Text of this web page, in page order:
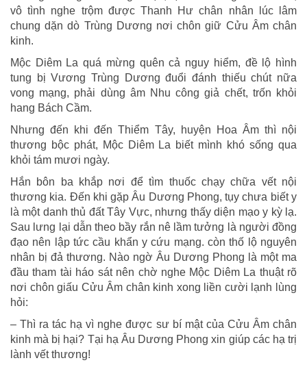
vô tình nghe trộm được Thanh Hư chân nhân lúc lâm
chung dặn dò Trùng Dương nơi chôn giữ Cửu Âm chân
kinh.
Mộc Diêm La quá mừng quên cả nguy hiểm, đề lộ hình
tung bị Vương Trùng Dương đuổi đánh thiếu chút nữa
vong mạng, phải dùng âm Nhu công giả chết, trốn khỏi
hang Bách Cầm.
Nhưng đến khi đến Thiểm Tây, huyện Hoa Âm thì nội
thương bộc phát, Mộc Diêm La biết mình khó sống qua
khỏi tám mươi ngày.
Hắn bôn ba khắp nơi để tìm thuốc chạy chữa vết nội
thương kia. Đến khi gặp Âu Dương Phong, tụy chưa biết y
là một danh thủ đất Tây Vực, nhưng thấy diện mạo y kỳ lạ.
Sau lưng lại dẫn theo bầy rắn nê lầm tưởng là người đồng
đạo nên lập tức cầu khẩn y cứu mạng. còn thố lộ nguyên
nhân bị đả thương. Nào ngờ Âu Dương Phong là một ma
đầu tham tài háo sát nên chờ nghe Mộc Diêm La thuật rõ
nơi chôn giấu Cửu Âm chân kinh xong liền cười lạnh lùng
hỏi:
– Thì ra tác hạ vì nghe được sư bí mật của Cửu Âm chân
kinh mà bị hại? Tại hạ Âu Dương Phong xin giúp các hạ trị
lành vết thương!